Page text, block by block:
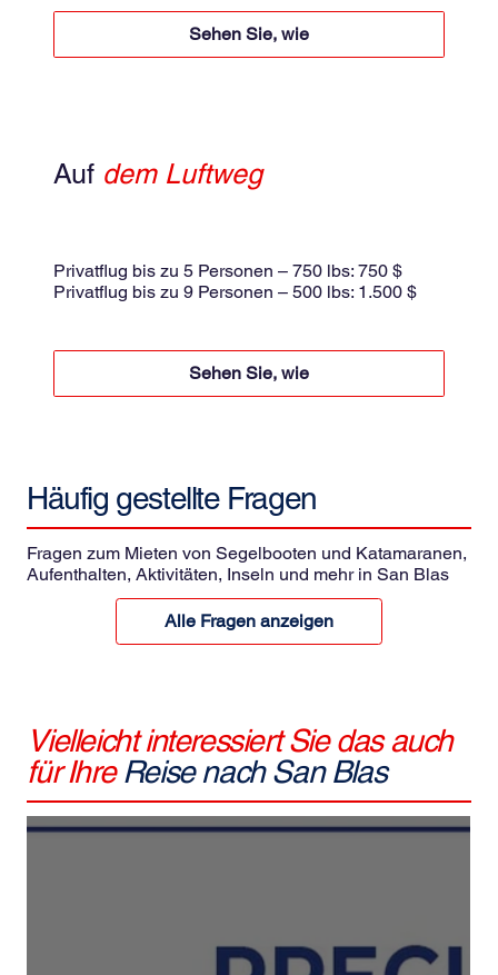
Sehen Sie, wie
Auf dem Luftweg
Privatflug bis zu 5 Personen – 750 lbs: 750 $
Privatflug bis zu 9 Personen – 500 lbs: 1.500 $
Sehen Sie, wie
Häufig gestellte Fragen
Fragen zum Mieten von Segelbooten und Katamaranen,
Aufenthalten, Aktivitäten, Inseln und mehr in San Blas
Alle Fragen anzeigen
Vielleicht interessiert Sie das auch
für IhreReise nach San Blas